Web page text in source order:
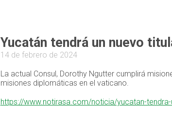
Yucatán tendrá un nuevo
14 de febrero de 2024
La actual Consul, Dorothy Ngutter cumplirá
misiones diplomáticas en el vaticano.
https://www.notirasa.com/noticia/yucatan-